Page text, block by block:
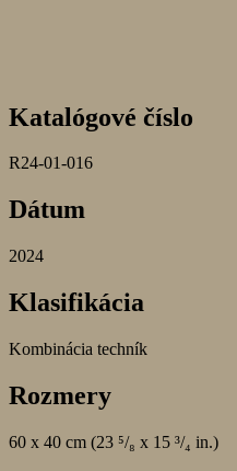
Katalógové číslo
R24-01-016
Dátum
2024
Klasifikácia
Kombinácia techník
Rozmery
60 x 40 cm (23 ⁵/₈ x 15 ³/₄ in.)